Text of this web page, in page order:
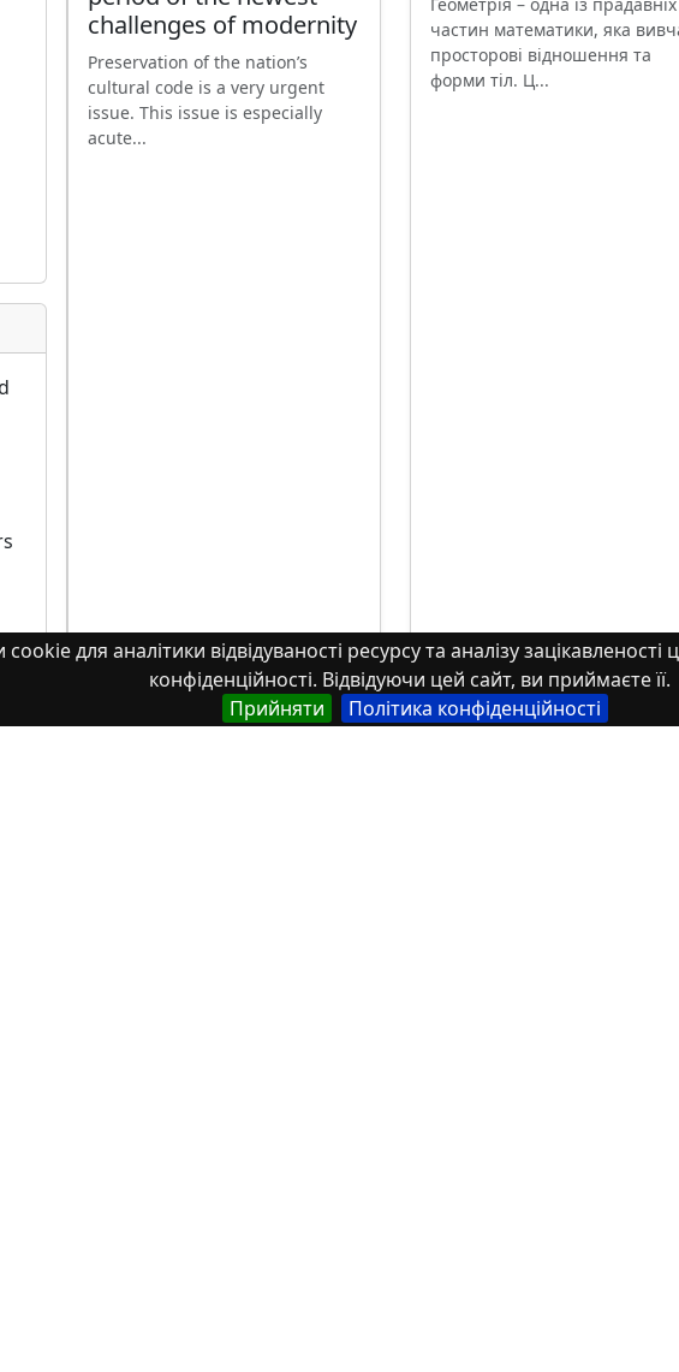
для аналітики відвідуваності ресурсу та аналізу зацікавленості
конфіденційності. Відвідуючи цей сайт, ви приймаєте її.
Прийняти
Політика конфіденційності
challenges of modernity
Preservation of the nation’s
cultural code is a very urgent
issue. This issue is especially
acute...
частин математики, яка
просторові відношення та
форми тіл. Ц...